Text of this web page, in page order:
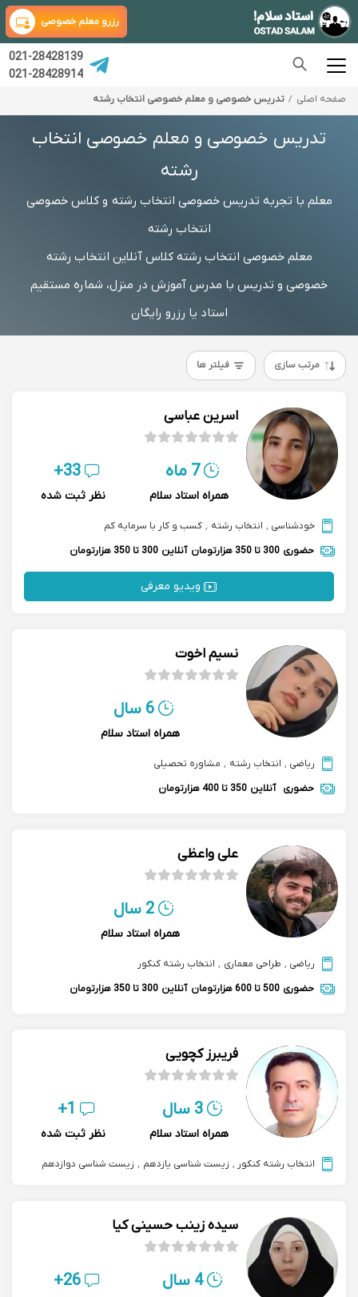
رزرو معلم خصوصی
021-28428139
021-28428914
صفحه اصلی تدریس خصوصی و معلم خصوصی انتخاب رشته
تدریس خصوصی و معلم خصوصی انتخاب
رشته
معلم با تجربه تدریس خصوصی انتخاب رشته و کلاس خصوصی
انتخاب رشته
معلم خصوصی انتخاب رشته کلاس آنلاین انتخاب رشته
خصوصی و تدریس با مدرس آموزش در منزل، شماره مستقیم
استاد یا رزرو رایگان
مرتب سازی فیلتر ها
اسرین عباسی
7 ماه
همراه استاد سلام
33+
نظر ثبت شده
خودشناسی , انتخاب رشته , کسب و کار با سرمایه کم
حضوری 300 تا 350 هزارتومان آنلاین 300 تا 350 هزارتومان
ویدیو معرفی
نسیم اخوت
6 سال
همراه استاد سلام
ریاضی , انتخاب رشته , مشاوره تحصیلی
حضوری
آنلاین 350 تا 400 هزارتومان
علی واعظی
2 سال
همراه استاد سلام
ریاضی , طراحی معماری , انتخاب رشته کنکور
حضوری 500 تا 600 هزارتومان آنلاین 300 تا 350 هزارتومان
فریبرز کچویی
3 سال
همراه استاد سلام
1+
نظر ثبت شده
انتخاب رشته کنکور , زیست شناسی یازدهم , زیست شناسی دوازدهم
سیده زینب حسینی کیا
4 سال 26+